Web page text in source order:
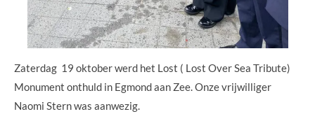
Zaterdag 19 oktober werd het Lost ( Lost Over Sea Tribute)
Monument onthuld in Egmond aan Zee. Onze vrijwilliger
Naomi Stern was aanwezig.